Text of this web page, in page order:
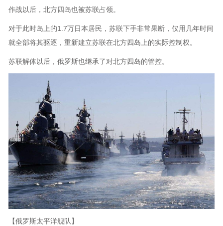
作战以后，北方四岛也被苏联占领。
对于此时岛上的1.7万日本居民，苏联下手非常果断，仅用几年时间
就全部将其驱逐，重新建立苏联在北方四岛上的实际控制权。
苏联解体以后，俄罗斯也继承了对北方四岛的管控。
【俄罗斯太平洋舰队】